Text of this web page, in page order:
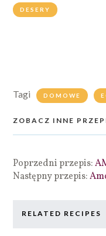
DESERY
Tagi DOMOWE
ZOBACZ INNE
Poprzedni przepis:
Następny przepis:
RELATED RECIPES